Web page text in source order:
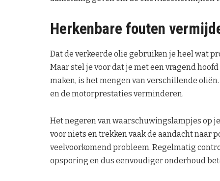
Herkenbare fouten
Dat de verkeerde olie gebruiken je heel wat
Maar stel je voor dat je met een vragend
maken, is het mengen van verschillende
en de motorprestaties verminderen.
Het negeren van waarschuwingslampjes op
voor niets en trekken vaak de aandacht naar
veelvoorkomend probleem. Regelmatig
opsporing en dus eenvoudiger onderhoud